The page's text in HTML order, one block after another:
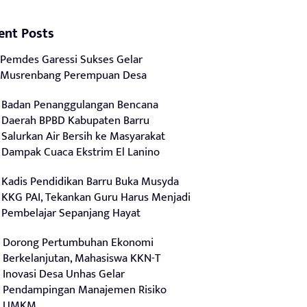
Posts
Pemdes Garessi Sukses Gelar
Musrenbang Perempuan Desa
Badan Penanggulangan Bencana
Daerah BPBD Kabupaten Barru
Salurkan Air Bersih ke Masyarakat
Dampak Cuaca Ekstrim El Lanino
Kadis Pendidikan Barru Buka Musyda
KKG PAI, Tekankan Guru Harus Menjadi
Pembelajar Sepanjang Hayat
Dorong Pertumbuhan Ekonomi
Berkelanjutan, Mahasiswa KKN-T
Inovasi Desa Unhas Gelar
Pendampingan Manajemen Risiko